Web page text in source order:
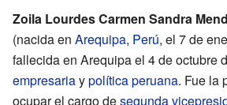
Zoila Lourdes Carmen Sandra
(nacida en Arequipa, Perú, el 7 de
fallecida en Arequipa el 4 de octubre
empresariaypolíticaperuana. Fue la
ocupar el cargo desegunda